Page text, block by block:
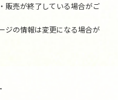
販売が終了している場合がご
ジの情報は変更になる場合が